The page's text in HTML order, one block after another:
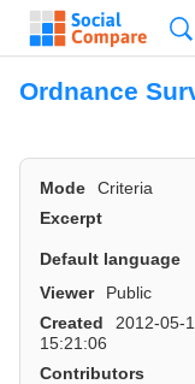
Ordnance
Mode Criteria
Excerpt
Default language
Viewer
Public
Created
2012-05-
15:21:06
Contributors